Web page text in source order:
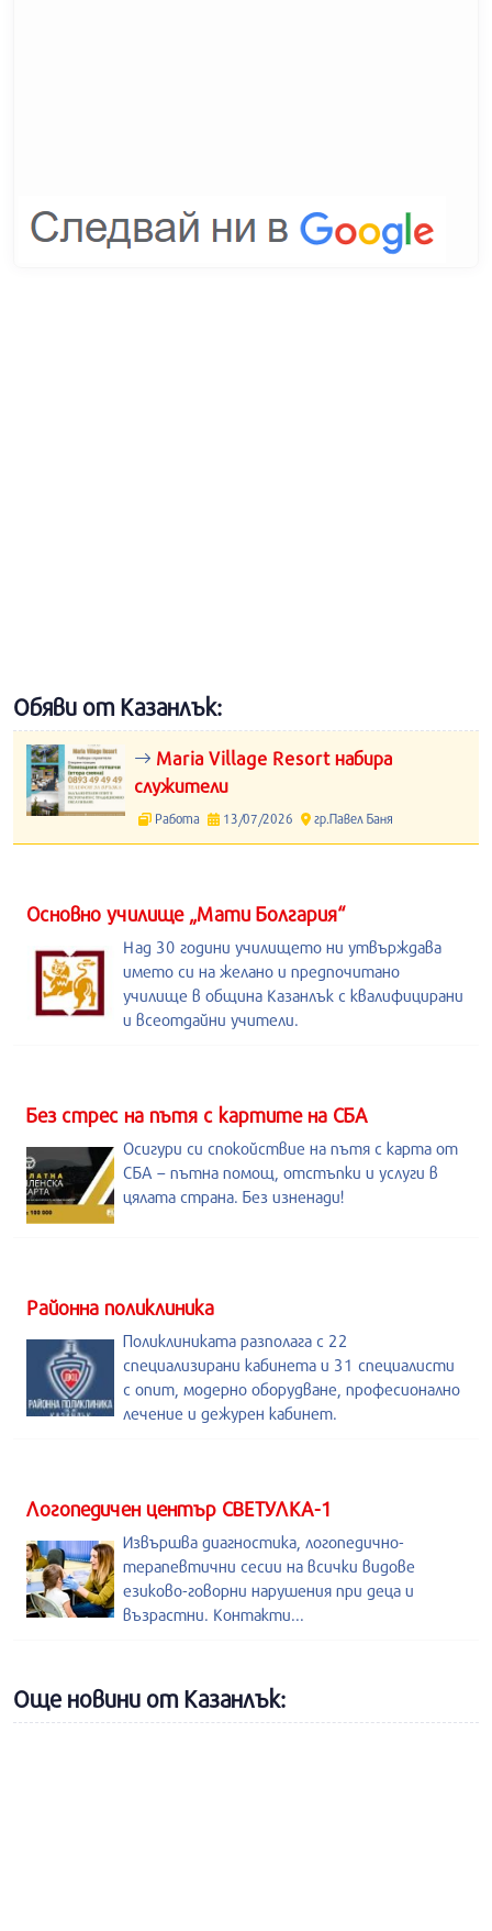
Обяви от Казанлък:
Maria Village Resort набира
служители
Работа 13/07/2026 гр.Павел Баня
Основно училище „Мати Болгария“
Над 30 години училището ни утвърждава
името си на желано и предпочитано
училище в община Казанлък с квалифицирани
и всеотдайни учители.
Без стрес на пътя с картите на СБА
Осигури си спокойствие на пътя с карта от
СБА – пътна помощ, отстъпки и услуги в
цялата страна. Без изненади!
Районна поликлиника
Поликлиниката разполага с 22
специализирани кабинета и 31 специалисти
с опит, модерно оборудване, професионално
лечение и дежурен кабинет.
Логопедичен център СВЕТУЛКА-1
Извършва диагностика, логопедично-
терапевтични сесии на всички видове
езиково-говорни нарушения при деца и
възрастни. Контакти...
Още новини от Казанлък: